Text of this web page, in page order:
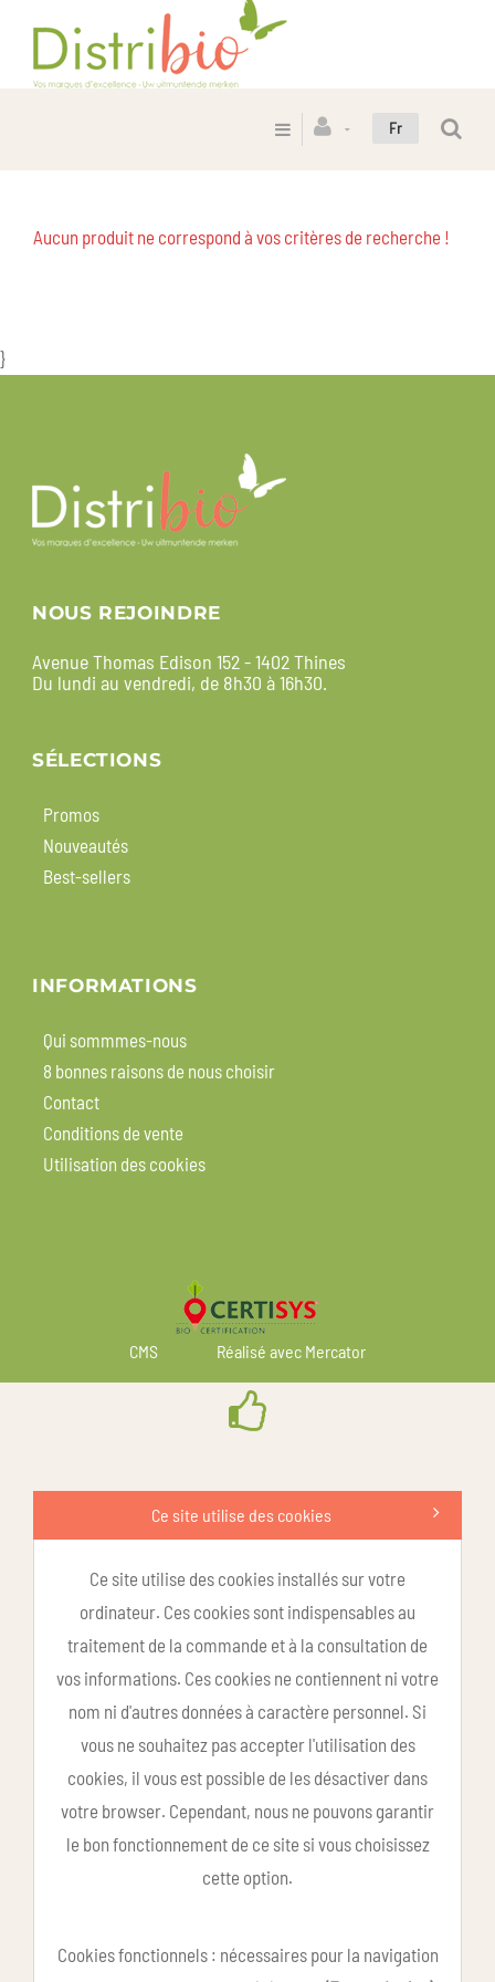
Fr
Aucun produit ne correspond à vos critères de recherche !
}
NOUS REJOINDRE
Avenue Thomas Edison 152 - 1402 Thines
Du lundi au vendredi, de 8h30 à 16h30.
SÉLECTIONS
Promos
Nouveautés
Best-sellers
INFORMATIONS
Qui sommmes-nous
8 bonnes raisons de nous choisir
Contact
Conditions de vente
Utilisation des cookies
CMS Réalisé avec Mercator
Ce site utilise des cookies
Ce site utilise des cookies installés sur votre
ordinateur. Ces cookies sont indispensables au
traitement de la commande et à la consultation de
vos informations. Ces cookies ne contiennent ni votre
nom ni d'autres données à caractère personnel. Si
vous ne souhaitez pas accepter l'utilisation des
cookies, il vous est possible de les désactiver dans
votre browser. Cependant, nous ne pouvons garantir
le bon fonctionnement de ce site si vous choisissez
cette option.
Cookies fonctionnels : nécessaires pour la navigation